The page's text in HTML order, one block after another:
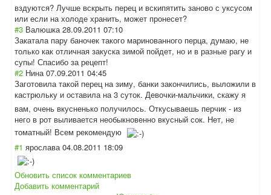
вздуются? Лучше вскрыть перец и вскипятить заново с уксусом
или если на холоде хранить, может пронесет?
#3 Валюшка 28.09.2011 07:10
Закатала пару баночек такого маринованного перца, думаю, не
только как отличная закуска зимой пойдет, но и в разные рагу и
супы! Спасибо за рецепт!
#2 Нина 07.09.2011 04:45
Заготовила такой перец на зиму, банки закончились, выложили в
кастрюльку и оставила на 3 суток. Девочки-мальчики, скажу я
вам, очень вкусненько получилось. Откусываешь перчик - из
него в рот выливается необыкновенно вкусный сок. Нет, не
томатный! Всем рекомендую
#1 ярослава 04.08.2011 18:09
Обновить список комментариев
Добавить комментарий